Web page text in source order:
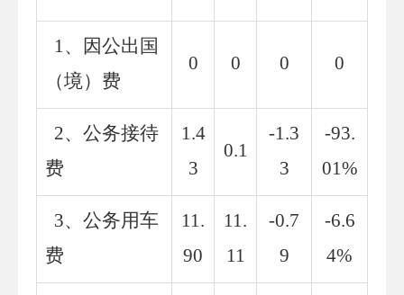
1、因公出国
（境）费
0 0 0 0
2、公务接待
费
1.4
3
0.1
-1.3
3
-93.
01%
3、公务用车
费
11.
90
11.
11
-0.7
9
-6.6
4%